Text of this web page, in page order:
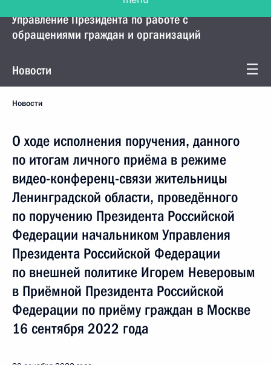
Управление Президента по работе с
обращениями граждан и организаций
Новости
Новости
О ходе исполнения поручения, данного
по итогам личного приёма в режиме
видео-конференц-связи жительницы
Ленинградской области, проведённого
по поручению Президента Российской
Федерации начальником Управления
Президента Российской Федерации
по внешней политике Игорем Неверовым
в Приёмной Президента Российской
Федерации по приёму граждан в Москве
16 сентября 2022 года